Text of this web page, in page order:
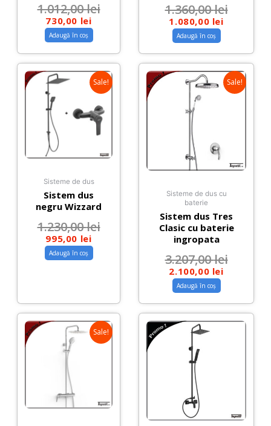
1.012,00lei
730,00 lei
Adaugă în coș
1.360,00lei
1.080,00 lei
Adaugă în coș
Sale!
Sisteme de dus
Sistem dus
negru Wizzard
1.230,00lei
995,00 lei
Adaugă în coș
Sale!
Sisteme de dus cu
baterie
Sistem dus Tres
Clasic cu baterie
ingropata
3.207,00lei
2.100,00 lei
Adaugă în coș
Sale!